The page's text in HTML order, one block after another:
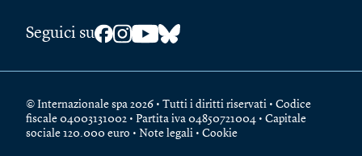
Seguici su
© Internazionale spa 2026 • Tutti i diritti riservati • Codice
fiscale 04003131002 • Partita iva 04850721004 • Capitale
sociale 120.000 euro • Note legali • Cookie